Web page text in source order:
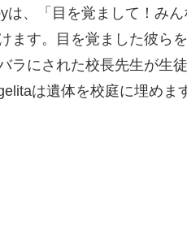
は、「目を覚まして！み
ます。目を覚ました彼らを
ラにされた校長先生が生
は遺体を校庭に埋めま